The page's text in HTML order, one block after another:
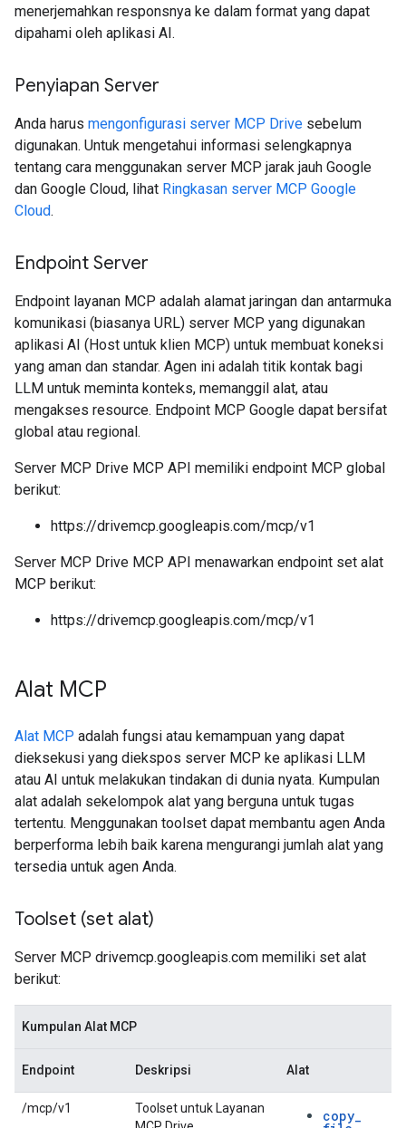
menerjemahkan responsnya ke dalam format yang dapat
dipahami oleh aplikasi AI.
Penyiapan Server
Anda harus mengonfigurasi server MCP Drive sebelum
digunakan. Untuk mengetahui informasi selengkapnya
tentang cara menggunakan server MCP jarak jauh Google
dan Google Cloud, lihat Ringkasan server MCP Google
Cloud.
Endpoint Server
Endpoint layanan MCP adalah alamat jaringan dan antarmuka
komunikasi (biasanya URL) server MCP yang digunakan
aplikasi AI (Host untuk klien MCP) untuk membuat koneksi
yang aman dan standar. Agen ini adalah titik kontak bagi
LLM untuk meminta konteks, memanggil alat, atau
mengakses resource. Endpoint MCP Google dapat bersifat
global atau regional.
Server MCP Drive MCP API memiliki endpoint MCP global
berikut:
https://drivemcp.googleapis.com/mcp/v1
Server MCP Drive MCP API menawarkan endpoint set alat
MCP berikut:
https://drivemcp.googleapis.com/mcp/v1
Alat MCP
Alat MCP adalah fungsi atau kemampuan yang dapat
dieksekusi yang diekspos server MCP ke aplikasi LLM
atau AI untuk melakukan tindakan di dunia nyata. Kumpulan
alat adalah sekelompok alat yang berguna untuk tugas
tertentu. Menggunakan toolset dapat membantu agen Anda
berperforma lebih baik karena mengurangi jumlah alat yang
tersedia untuk agen Anda.
Toolset (set alat)
Server MCP drivemcp.googleapis.com memiliki set alat
berikut:
Kumpulan Alat MCP
Endpoint Deskripsi Alat
/mcp/v1
Toolset untuk Layanan
copy_